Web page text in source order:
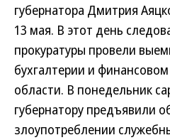
губернатора Дмитрия
13 мая. В этот день
прокуратуры провели
бухгалтерии и
области. В понедельник
губернатору предъявили
злоупотреблении